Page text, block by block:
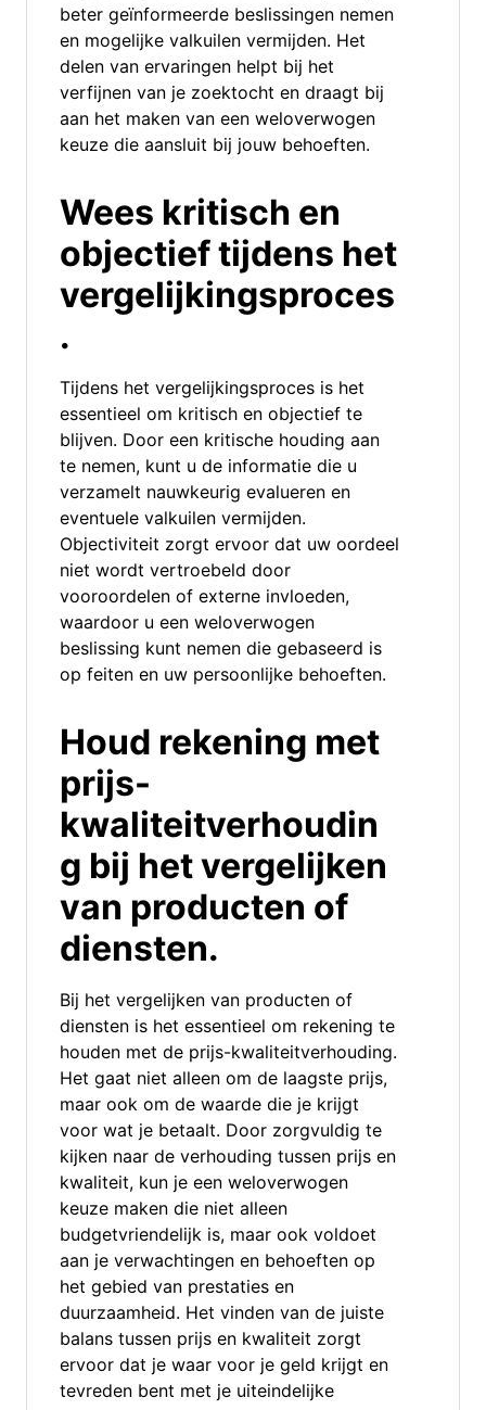
beter geïnformeerde beslissingen nemen
en mogelijke valkuilen vermijden. Het
delen van ervaringen helpt bij het
verfijnen van je zoektocht en draagt bij
aan het maken van een weloverwogen
keuze die aansluit bij jouw behoeften.
Wees kritisch en
objectief tijdens het
vergelijkingsproces
.
Tijdens het vergelijkingsproces is het
essentieel om kritisch en objectief te
blijven. Door een kritische houding aan
te nemen, kunt u de informatie die u
verzamelt nauwkeurig evalueren en
eventuele valkuilen vermijden.
Objectiviteit zorgt ervoor dat uw oordeel
niet wordt vertroebeld door
vooroordelen of externe invloeden,
waardoor u een weloverwogen
beslissing kunt nemen die gebaseerd is
op feiten en uw persoonlijke behoeften.
Houd rekening met
prijs-
kwaliteitverhoudin
g bij het vergelijken
van producten of
diensten.
Bij het vergelijken van producten of
diensten is het essentieel om rekening te
houden met de prijs-kwaliteitverhouding.
Het gaat niet alleen om de laagste prijs,
maar ook om de waarde die je krijgt
voor wat je betaalt. Door zorgvuldig te
kijken naar de verhouding tussen prijs en
kwaliteit, kun je een weloverwogen
keuze maken die niet alleen
budgetvriendelijk is, maar ook voldoet
aan je verwachtingen en behoeften op
het gebied van prestaties en
duurzaamheid. Het vinden van de juiste
balans tussen prijs en kwaliteit zorgt
ervoor dat je waar voor je geld krijgt en
tevreden bent met je uiteindelijke